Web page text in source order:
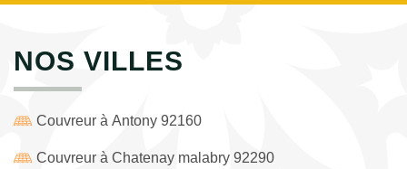
NOS VILLES
Couvreur à Antony 92160
Couvreur à Chatenay malabry 92290